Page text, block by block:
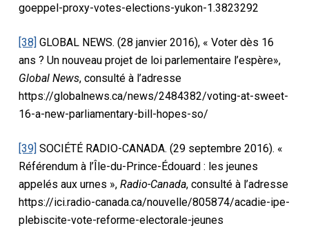
goeppel-proxy-votes-elections-yukon-1.3823292
[38] GLOBAL NEWS. (28 janvier 2016), « Voter dès 16
ans ? Un nouveau projet de loi parlementaire l’espère»,
Global News, consulté à l’adresse
https://globalnews.ca/news/2484382/voting-at-sweet-
16-a-new-parliamentary-bill-hopes-so/
[39] SOCIÉTÉ RADIO-CANADA. (29 septembre 2016). «
Référendum à l’Île-du-Prince-Édouard : les jeunes
appelés aux urnes », Radio-Canada, consulté à l’adresse
https://ici.radio-canada.ca/nouvelle/805874/acadie-ipe-
plebiscite-vote-reforme-electorale-jeunes